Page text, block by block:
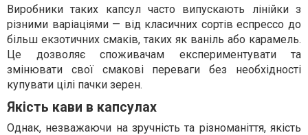
Виробники таких капсул часто випускають лінійки з
різними варіаціями — від класичних сортів еспрессо до
більш екзотичних смаків, таких як ваніль або карамель.
Це дозволяє споживачам експериментувати та
змінювати свої смакові переваги без необхідності
купувати цілі пачки зерен.
Якість кави в капсулах
Однак, незважаючи на зручність та різноманіття, якість